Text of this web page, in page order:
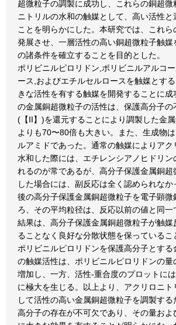
超微粒子の調製に成功し、これらの銅超微
ニトリルの水和の触媒として、高い活性と
ことを明らかにした。本研究では、これら
発展させ、一層活性の高い銅超微粒子触媒
の諸条件を確立することを目的とした。
ポリビニルピロリドン,ポリビニルアルコ
ース,およびエチルセルロースを触媒とす
きな活性を有する触媒を開発することに成
の金属銅超微粒子の活性は、保護高分子の
(【II】)を還元することにより調製した金
よりも70〜80倍も大きい。また、生成物
ルアミドであった。通常の触媒によりアク
水和した際には、エチレンシアノヒドリン
れるのが常であるが、高分子保護金属銅超
した場合には、副反応は全く認められな
後の高分子保護金属銅超微粒子を電子顕微
ろ、その平均粒径は、反応以前の値と同一
結果は、高分子保護金属銅超微粒子が触媒
ることなく良好な分散状態を保っているこ
ポリビニルピロリドンを保護高分子とする
の触媒活性は、ポリビニルピロリドンの量
増加し、一方、活性-重合度のプロットに
に極大を生じる。以上より、アクリロニト
して活性の高い金属銅超微粒子を調製す
高分子の存在が不可欠であり、その量およ